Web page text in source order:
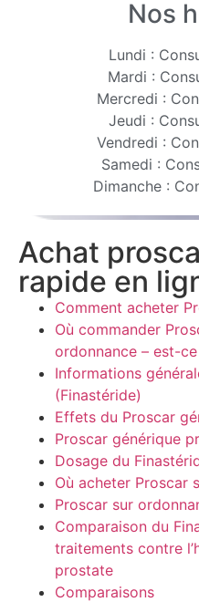
Nos
Lundi :
Mardi :
Mercredi :
Jeudi :
Vendredi :
Samedi :
Dimanche :
Achat
rapide en
Comment acheter
Où commander
ordonnance – est-
Informations
(Finastéride)
Effets du Proscar
Proscar générique
Dosage du
Où acheter Proscar
Proscar sur
Comparaison du
traitements contre
prostate
Comparaisons